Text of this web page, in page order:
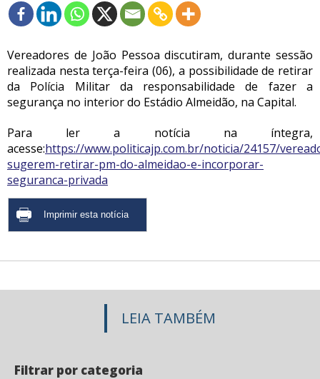
Vereadores de João Pessoa discutiram, durante sessão
realizada nesta terça-feira (06), a possibilidade de retirar
da Polícia Militar da responsabilidade de fazer a
segurança no interior do Estádio Almeidão, na Capital.
Para ler a notícia na íntegra,
acesse:https://www.politicajp.com.br/noticia/24157/
sugerem-retirar-pm-do-almeidao-e-incorporar-
seguranca-privada
LEIA TAMBÉM
Filtrar por categoria